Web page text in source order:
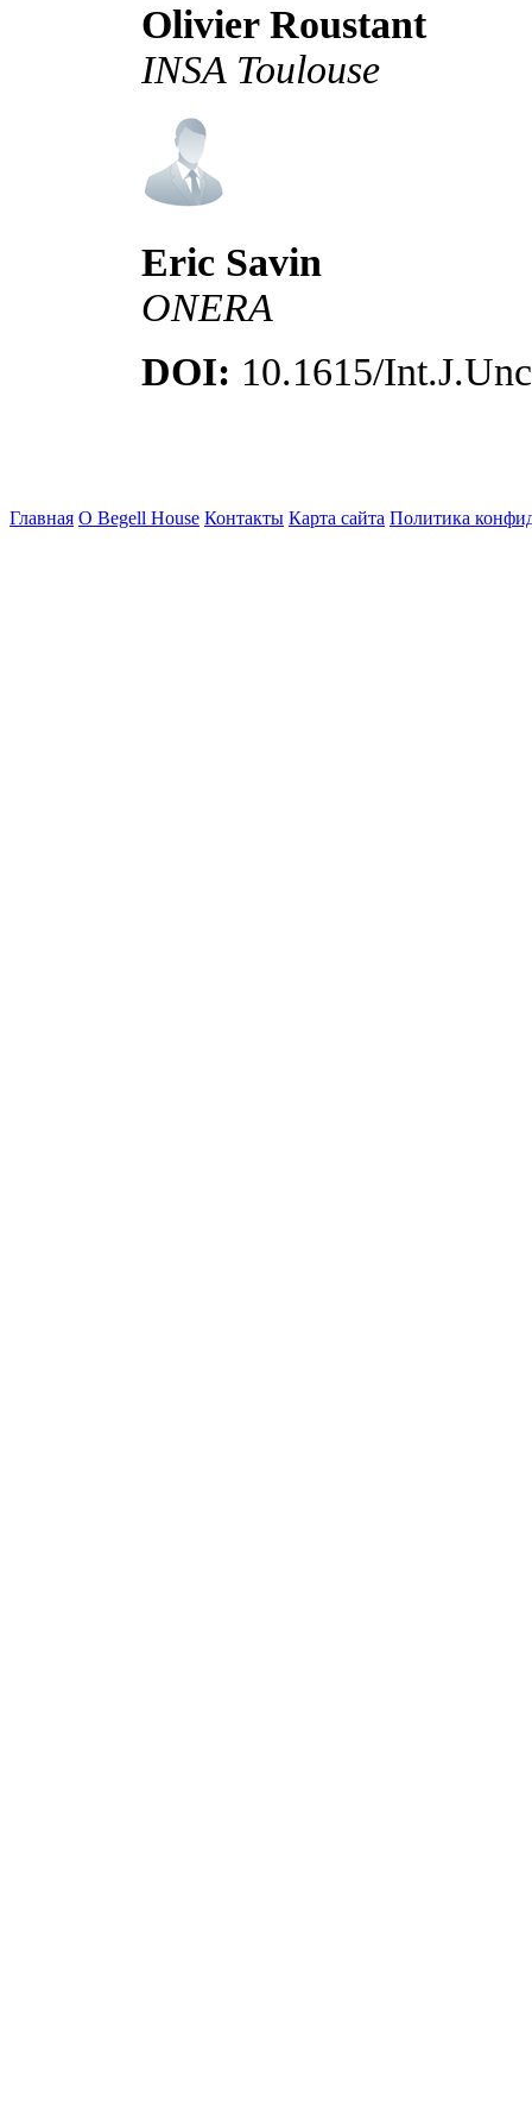
Olivier Roustant
INSA Toulouse
Eric Savin
ONERA
DOI: 10.1615/
Главная О Begell House Контакты Карта сайта Политика